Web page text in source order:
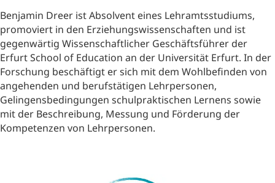
Benjamin Dreer ist Absolvent eines Lehramtsstudiums,
promoviert in den Erziehungswissenschaften und ist
gegenwärtig Wissenschaftlicher Geschäftsführer der
Erfurt School of Education an der Universität Erfurt. In der
Forschung beschäftigt er sich mit dem Wohlbefinden von
angehenden und berufstätigen Lehrpersonen,
Gelingensbedingungen schulpraktischen Lernens sowie
mit der Beschreibung, Messung und Förderung der
Kompetenzen von Lehrpersonen.